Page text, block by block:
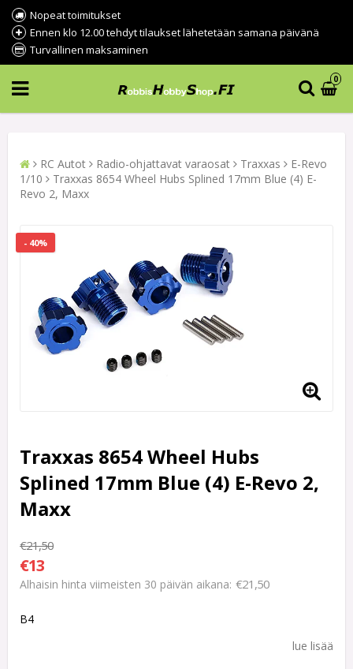
Nopeat toimitukset
Ennen klo 12.00 tehdyt tilaukset lähetetään samana päivänä
Turvallinen maksaminen
0
RC Autot Radio-ohjattavat varaosat Traxxas
E-Revo
1/10
Traxxas 8654 Wheel Hubs Splined 17mm Blue (4) E-
Revo 2, Maxx
- 40%
Traxxas 8654 Wheel Hubs
Splined 17mm Blue (4) E-Revo 2,
Maxx
€21,50
€13
Alhaisin hinta viimeisten 30 päivän aikana €21,50
B4
lue lisää